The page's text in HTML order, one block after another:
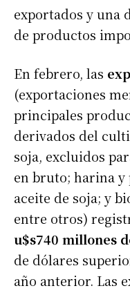
exportados y una
de productos
En febrero, las
(exportaciones
principales
derivados del
soja, excluidos
en bruto; harina
aceite de soja; y
entre otros)
u$s740 millones
de dólares
año anterior. Las